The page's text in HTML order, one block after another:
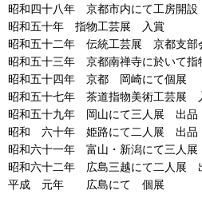
昭和四十八年 京都市内にて工房開設
昭和五十年 指物工芸展 入賞
昭和五十二年 伝統工芸展 京都支
昭和五十三年 京都南禅寺に於いて
昭和五十四年 京都 岡崎にて個展
昭和五十七年 茶道指物美術工芸展
昭和五十九年 岡山にて三人展 出品
昭和 六十年 姫路にて二人展 出品
昭和六十一年 富山・新潟にて三人
昭和六十二年 広島三越にて二人展
平成 元年 広島にて 個展